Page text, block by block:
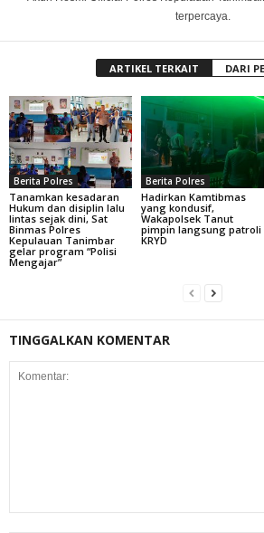
terpercaya.
ARTIKEL TERKAIT DARI
Berita Polres
Tanamkan kesadaran
Hukum dan disiplin lalu
lintas sejak dini, Sat
Binmas Polres
Kepulauan Tanimbar
gelar program “Polisi
Mengajar”
Berita Polres
Hadirkan Kamtibmas
yang kondusif,
Wakapolsek Tanut
pimpin langsung patroli
KRYD
TINGGALKAN KOMENTAR